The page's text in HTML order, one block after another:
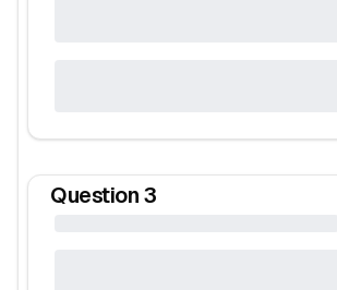
Question 3